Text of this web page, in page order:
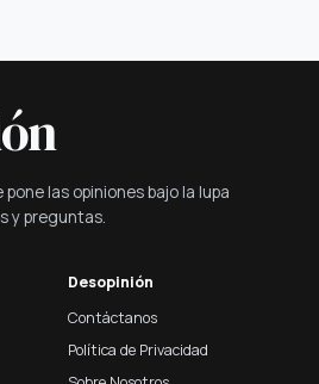
las opiniones bajo la lupa
y preguntas.
Desopinión
Contáctanos
Política de Privacidad